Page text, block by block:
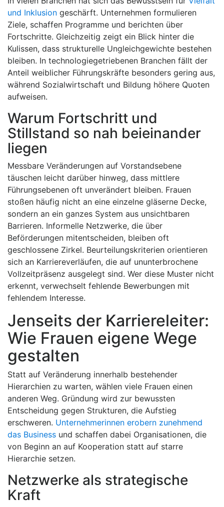
und Inklusion geschärft. Unternehmen formulieren
Ziele, schaffen Programme und berichten über
Fortschritte. Gleichzeitig zeigt ein Blick hinter die
Kulissen, dass strukturelle Ungleichgewichte bestehen
bleiben. In technologiegetriebenen Branchen fällt der
Anteil weiblicher Führungskräfte besonders gering aus,
während Sozialwirtschaft und Bildung höhere Quoten
aufweisen.
Warum Fortschritt und
Stillstand so nah beieinander
liegen
Messbare Veränderungen auf Vorstandsebene
täuschen leicht darüber hinweg, dass mittlere
Führungsebenen oft unverändert bleiben. Frauen
stoßen häufig nicht an eine einzelne gläserne Decke,
sondern an ein ganzes System aus unsichtbaren
Barrieren. Informelle Netzwerke, die über
Beförderungen mitentscheiden, bleiben oft
geschlossene Zirkel. Beurteilungskriterien orientieren
sich an Karriereverläufen, die auf ununterbrochene
Vollzeitpräsenz ausgelegt sind. Wer diese Muster nicht
erkennt, verwechselt fehlende Bewerbungen mit
fehlendem Interesse.
Jenseits der Karriereleiter:
Wie Frauen eigene Wege
gestalten
Statt auf Veränderung innerhalb bestehender
Hierarchien zu warten, wählen viele Frauen einen
anderen Weg. Gründung wird zur bewussten
Entscheidung gegen Strukturen, die Aufstieg
erschweren. Unternehmerinnen erobern zunehmend
das Business und schaffen dabei Organisationen, die
von Beginn an auf Kooperation statt auf starre
Hierarchie setzen.
Netzwerke als strategische
Kraft